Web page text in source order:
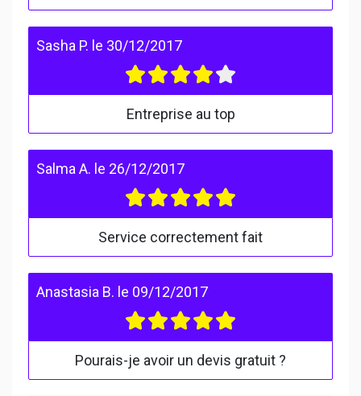
Sasha P. le 30/12/2017
Entreprise au top
Salma A. le 26/12/2017
Service correctement fait
Anastasia B. le 09/12/2017
Pourais-je avoir un devis gratuit ?